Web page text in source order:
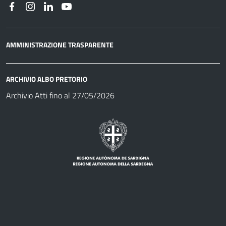
AMMINISTRAZIONE TRASPARENTE
ARCHIVIO ALBO PRETORIO
Archivio Atti fino al 27/05/2026